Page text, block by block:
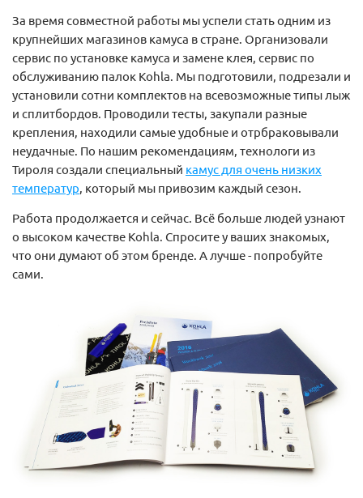
За время совместной работы мы успели стать одним из
крупнейших магазинов камуса в стране. Организовали
сервис по установке камуса и замене клея, сервис по
обслуживанию палок Kohla. Мы подготовили, подрезали и
установили сотни комплектов на всевозможные типы лыж
и сплитбордов. Проводили тесты, закупали разные
крепления, находили самые удобные и отрбраковывали
неудачные. По нашим рекомендациям, технологи из
Тироля создали специальный камус для очень низких
температур, который мы привозим каждый сезон.
Работа продолжается и сейчас. Всё больше людей узнают
о высоком качестве Kohla. Спросите у ваших знакомых,
что они думают об этом бренде. А лучше - попробуйте
сами.